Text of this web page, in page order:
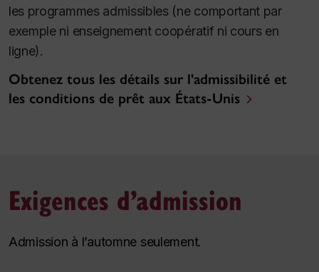
les programmes admissibles (ne comportant par
exemple ni enseignement coopératif ni cours en
ligne).
Obtenez tous les détails sur l'admissibilité et
les conditions de prêt aux États-Unis
Exigences d’admission
Admission à l’automne seulement.